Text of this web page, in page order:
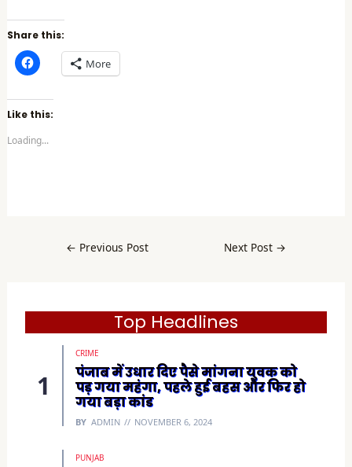
Share this:
C
l
k
t
o
h
e
s
e
w
More
Like this:
Loading...
← Previous Post Next Post →
Top Headlines
CRIME
पंजाब में उधार दिए पैसे मांगना युवक को
पड़ गया महंगा, पहले हुई बहस और फिर हो
गया बड़ा कांड
BY ADMIN NOVEMBER 6, 2024
PUNJAB